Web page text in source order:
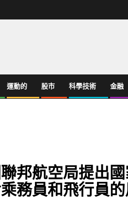
運動的 股市 科學技術 金融
邦航空局提出
務員和飛行員